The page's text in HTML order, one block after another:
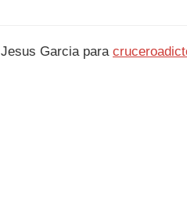
Jesus Garcia para